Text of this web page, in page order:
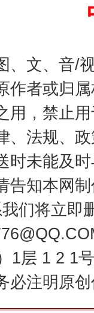
、文、音/
作者或归
用，禁止
、法规、
时未能及
告知本网
们将立即
1层 1 2 1
必注明原
谢